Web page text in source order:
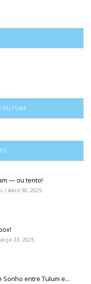
— ou tento!
Abril 30, 2025
23, 2025
Sonho entre Tulum e...